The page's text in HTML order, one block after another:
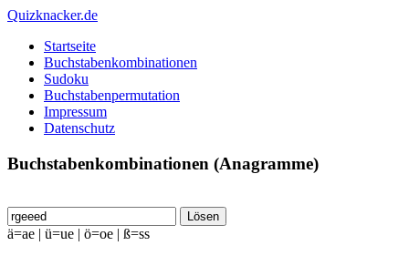
Quizknacker.de
Startseite
Buchstabenkombinationen
Sudoku
Buchstabenpermutation
Impressum
Datenschutz
Buchstabenkombinationen (Anagramme)
Lösen
ä=ae | ü=ue | ö=oe | ß=ss